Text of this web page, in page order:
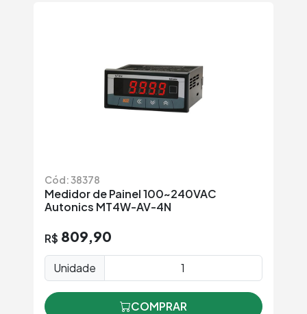
Cód: 38378
Medidor de Painel 100~240VAC
Autonics MT4W-AV-4N
R$ 809,90
Unidade
COMPRAR